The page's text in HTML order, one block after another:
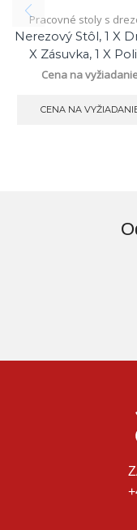
Pracovné stoly s
Nerezový Stôl, 1 X
X Zásuvka, 1 X
Cena na
CENA NA